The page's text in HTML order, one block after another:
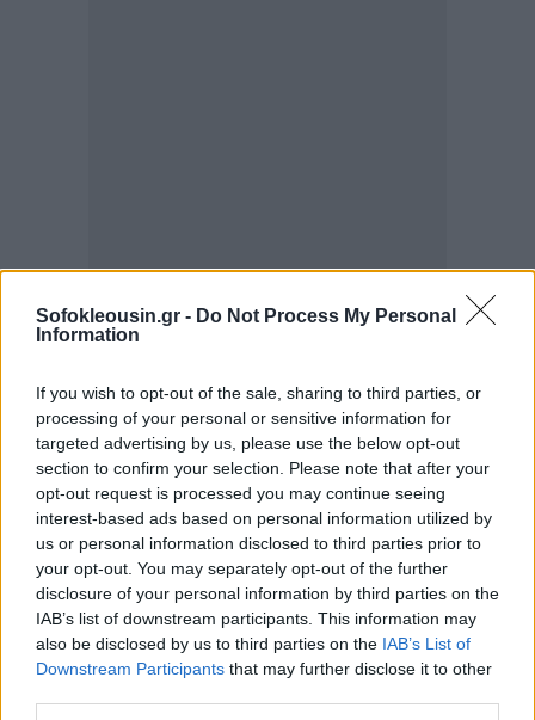
Sofokleousin.gr - Do Not Process My Personal
Information
If you wish to opt-out of the sale, sharing to third parties, or
processing of your personal or sensitive information for
targeted advertising by us, please use the below opt-out
section to confirm your selection. Please note that after your
opt-out request is processed you may continue seeing
interest-based ads based on personal information utilized by
us or personal information disclosed to third parties prior to
your opt-out. You may separately opt-out of the further
disclosure of your personal information by third parties on the
IAB’s list of downstream participants. This information may
also be disclosed by us to third parties on the IAB’s List of
Downstream Participants that may further disclose it to other
Η ιστορία μας είναι γεμάτη από ακραίες μεθόδους
που επιχείρησαν να αντιμετωπίσουν τα αρνητικά
συναισθήματα – από την τρυπανία του κρανίου (μία
από τις αρχαιότερες χειρουργικές επεμβάσεις) μέχρι
τις λοβοτομές του 20ού αιώνα. Η σημερινή
επιστήμη, ωστόσο, μας έχει προσφέρει έναν